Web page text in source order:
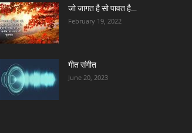
जो जागत है सो पावत है…
February 19, 2022
गीत संगीत
June 20, 2023